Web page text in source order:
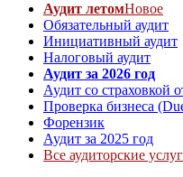
Аудит летомНовое
Обязательный аудит
Инициативный аудит
Налоговый аудит
Аудит за 2026 год
Аудит со страховкой
Проверка бизнеса
Форензик
Аудит за 2025 год
Все аудиторские